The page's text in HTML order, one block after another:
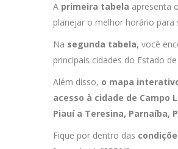
A primeira tabela apresenta
planejar o melhor horário para
Na segunda tabela, você
principais cidades do Estado
Além disso, o mapa
acesso à cidade de Campo
Piauí a Teresina, Parnaíba,
Fique por dentro das